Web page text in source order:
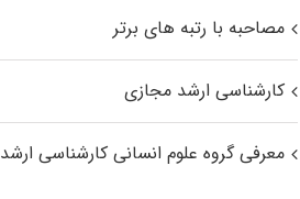
مصاحبه با رتبه های برتر
کارشناسی ارشد مجازی
معرفی گروه علوم انسانی کارشناسی ارشد